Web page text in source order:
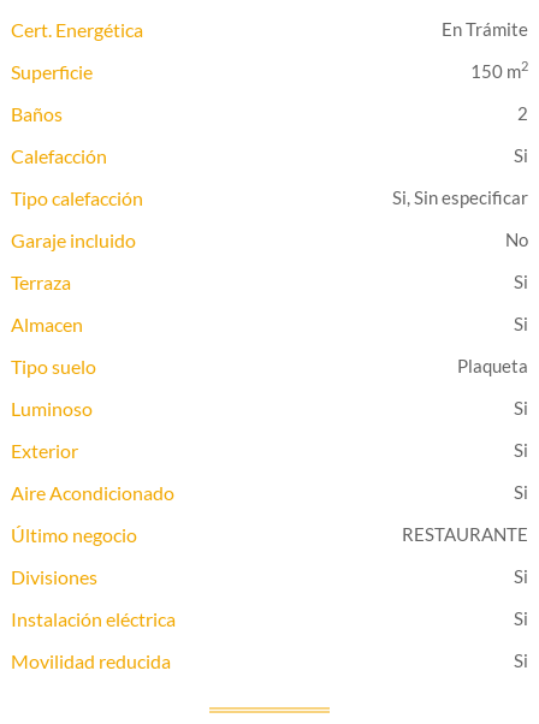
Cert. Energética
En Trámite
Superficie 150 m2
Baños 2
Calefacción
Tipo calefacción
Si, Sin especificar
Garaje incluido
Terraza
Almacen
Tipo suelo
Plaqueta
Luminoso
Exterior
Aire Acondicionado
Último negocio
RESTAURANTE
Divisiones
Instalación eléctrica
Movilidad reducida